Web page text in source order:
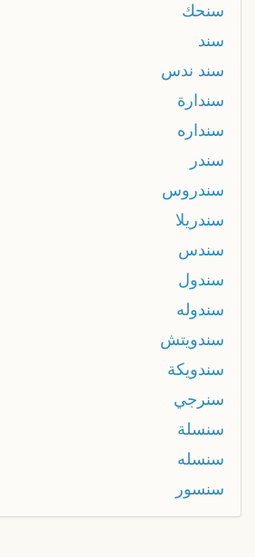
سنحك
سند
سند ندس
سندارة
سنداره
سندر
سندروس
سندريلا
سندس
سندول
سندوله
سندويتش
سندويكة
سنرجي
سنسلة
سنسله
سنسور